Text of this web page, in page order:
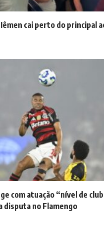
cai perto do principal
com atuação “nível de
disputa no Flamengo